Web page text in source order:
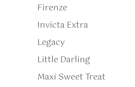
Firenze
Invicta Extra
Legacy
Little Darling
Maxi Sweet Treat